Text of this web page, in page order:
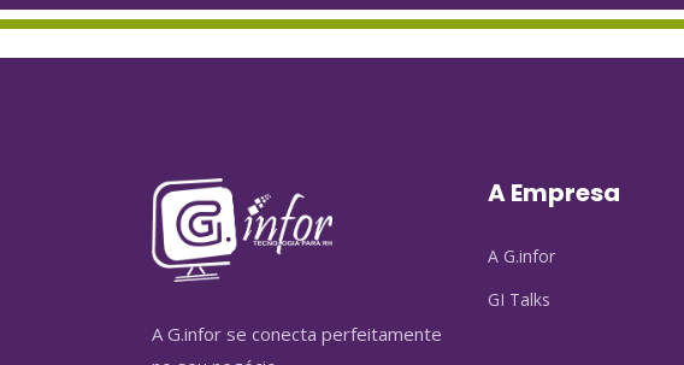
A G.infor se conecta perfeitamente
A Empresa
A G.infor
GI Talks